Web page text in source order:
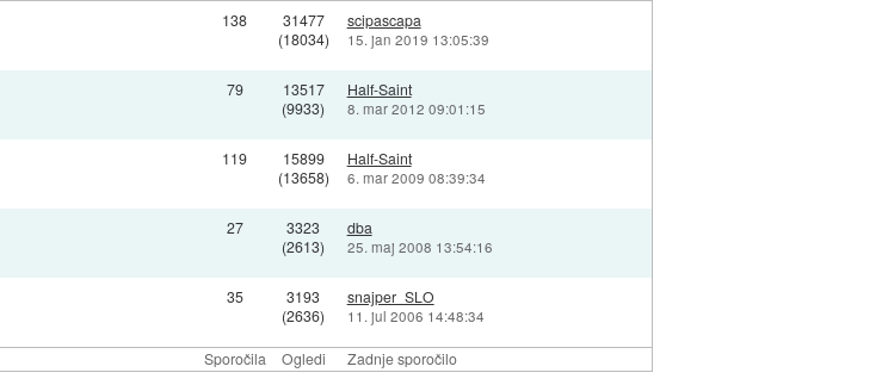
Sporočila Ogledi Zadnje sporočilo
138
31477
(18034)
scipascapa
15. jan 2019 13:05:39
79
13517
(9933)
Half-Saint
8. mar 2012 09:01:15
119
15899
(13658)
Half-Saint
6. mar 2009 08:39:34
27
3323
(2613)
dba
25. maj 2008 13:54:16
35
3193
(2636)
snajper_SLO
11. jul 2006 14:48:34